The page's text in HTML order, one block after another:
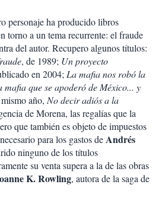
personaje ha producido libros
torno a un tema recurrente: el fraude
del autor. Recupero algunos títulos:
, de 1989; Un proyecto
en 2004; La mafia nos robó la
mafia que se apoderó de México... y
año, No decir adiós a la
de Morena, las regalías que la
que también es objeto de impuestos
para los gastos deAndrés
ninguno de los títulos
su venta supera a la de las obras
K. Rowling, autora de la saga de